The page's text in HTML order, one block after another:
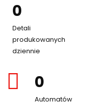
chart-
0
Detali
produkowanych
dziennie
0
Automatów